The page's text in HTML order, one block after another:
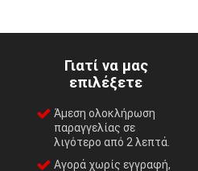
Γιατί να μας
επιλέξετε
Άμεση ολοκλήρωση
παραγγελίας σε
λιγότερο από 2 λεπτά.
Αγορά χωρίς εγγραφή,